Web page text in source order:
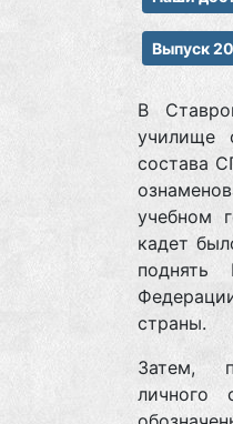
Выпуск
В
училище
состава
учебном
кадет
поднять
страны.
Затем,
личного